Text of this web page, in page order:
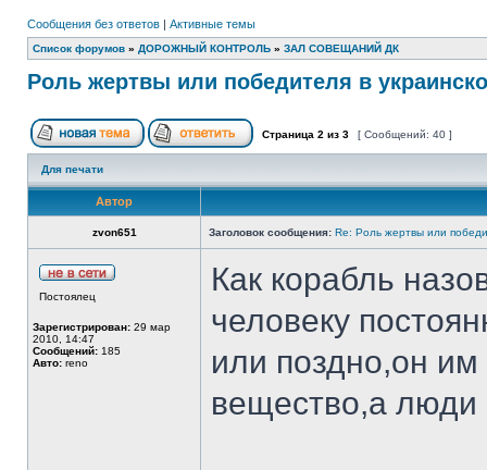
Сообщения без ответов | Активные темы
Список форумов » ДОРОЖНЫЙ КОНТРОЛЬ » ЗАЛ СОВЕЩАНИЙ ДК
Роль жертвы или победителя в
Страница 2 из 3 [ Сообщений: 40 ]
Для печати
Автор
zvon651 Заголовок сообщения: Re: Роль жертвы или
Постоялец
Зарегистрирован: 29 мар
2010, 14:47
Сообщений: 185
Авто: reno
Как корабль
человеку
или поздно,он им
вещество,а люди